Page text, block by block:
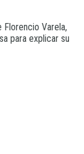
Varela,
para explicar su